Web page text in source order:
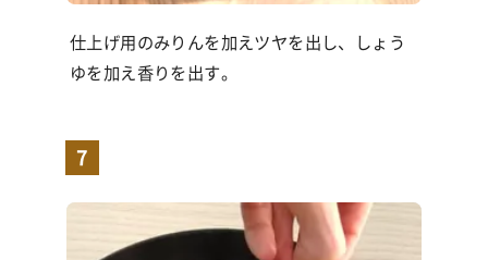
仕上げ用のみりんを加えツヤを出し、しょう
ゆを加え香りを出す。
7